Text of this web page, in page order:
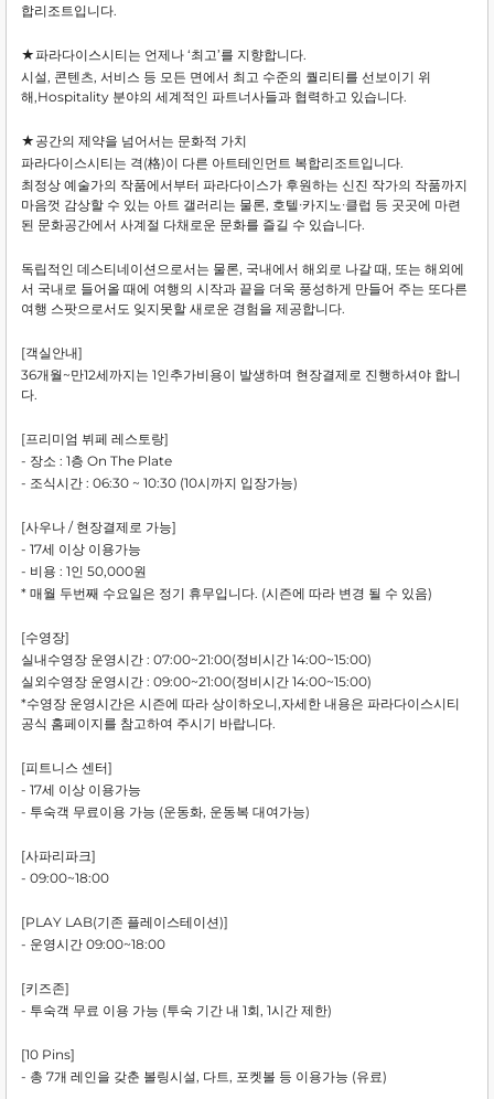
합리조트입니다.
★파라다이스시티는 언제나 ‘최고’를 지향합니다.
시설, 콘텐츠, 서비스 등 모든 면에서 최고 수준의 퀄리티를 선보이기 위
해,Hospitality 분야의 세계적인 파트너사들과 협력하고 있습니다.
★공간의 제약을 넘어서는 문화적 가치
파라다이스시티는 격(格)이 다른 아트테인먼트 복합리조트입니다.
최정상 예술가의 작품에서부터 파라다이스가 후원하는 신진 작가의 작품까지
마음껏 감상할 수 있는 아트 갤러리는 물론, 호텔∙카지노∙클럽 등 곳곳에 마련
된 문화공간에서 사계절 다채로운 문화를 즐길 수 있습니다.
독립적인 데스티네이션으로서는 물론, 국내에서 해외로 나갈 때, 또는 해외에
서 국내로 들어올 때에 여행의 시작과 끝을 더욱 풍성하게 만들어 주는 또다른
여행 스팟으로서도 잊지못할 새로운 경험을 제공합니다.
[객실안내]
36개월~만12세까지는 1인추가비용이 발생하며 현장결제로 진행하셔야 합니
다.
[프리미엄 뷔페 레스토랑]
- 장소 : 1층 On The Plate
- 조식시간 : 06:30 ~ 10:30 (10시까지 입장가능)
[사우나 / 현장결제로 가능]
- 17세 이상 이용가능
- 비용 : 1인 50,000원
* 매월 두번째 수요일은 정기 휴무입니다. (시즌에 따라 변경 될 수 있음)
[수영장]
실내수영장 운영시간 : 07:00~21:00(정비시간 14:00~15:00)
실외수영장 운영시간 : 09:00~21:00(정비시간 14:00~15:00)
*수영장 운영시간은 시즌에 따라 상이하오니,자세한 내용은 파라다이스시티
공식 홈페이지를 참고하여 주시기 바랍니다.
[피트니스 센터]
- 17세 이상 이용가능
- 투숙객 무료이용 가능 (운동화, 운동복 대여가능)
[사파리파크]
- 09:00~18:00
[PLAY LAB(기존 플레이스테이션)]
- 운영시간 09:00~18:00
[키즈존]
- 투숙객 무료 이용 가능 (투숙 기간 내 1회, 1시간 제한)
[10 Pins]
- 총 7개 레인을 갖춘 볼링시설, 다트, 포켓볼 등 이용가능 (유료)